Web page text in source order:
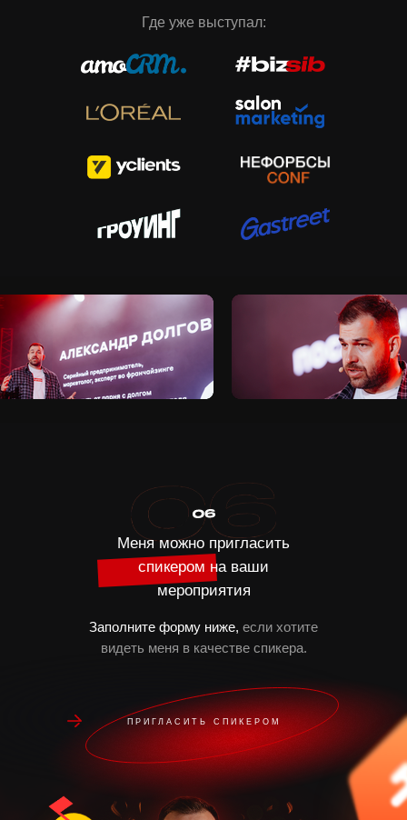
Где уже выступал:
Заполните форму ниже, если хотите
видеть меня в качестве спикера.
Меня можно пригласить
спикером на ваши
мероприятия
ПРИГЛАСИТЬ СПИКЕРОМ